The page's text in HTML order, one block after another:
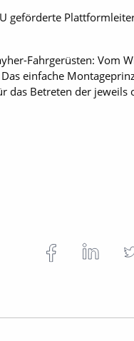
geförderte
Fahrgerüsten: Vom
einfache
das Betreten der